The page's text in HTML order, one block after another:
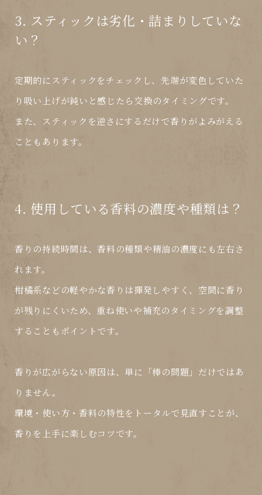
3. スティックは劣化・詰まりしていな
い？
定期的にスティックをチェックし、先端が変色していた
り吸い上げが鈍い と感じたら交換のタイミングです。
また、スティックを逆さにするだけで香りがよみがえる
こともあります。
4. 使用している香料の濃度や種類は？
香りの持続時間は、香料の種類や精油の濃度にも左右さ
れます。
柑橘系などの軽やかな香りは揮発しやすく、空間に香り
が残りにくいため、 重ね使いや補充のタイミングを調整
することもポイントです。
香りが広がらない原因は、単に「棒の問題」だけではあ
りません。
環境・使い方・香料の特性をトータルで見直すことが、
香りを上手に楽しむコツです。